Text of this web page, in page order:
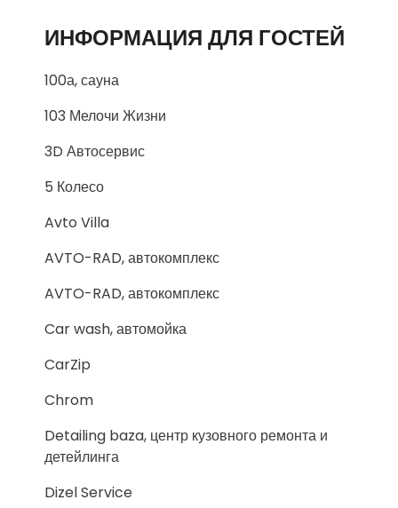
ИНФОРМАЦИЯ ДЛЯ ГОСТЕЙ
100а, сауна
103 Мелочи Жизни
3D Автосервис
5 Колесо
Avto Villa
AVTO-RAD, автокомплекс
AVTO-RAD, автокомплекс
Car wash, автомойка
CarZip
Chrom
Detailing baza, центр кузовного ремонта и
детейлинга
Dizel Service